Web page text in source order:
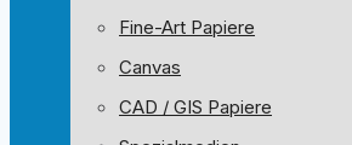
Fine-Art Papiere
Canvas
CAD / GIS Papiere